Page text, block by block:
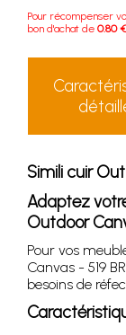
Pour récompenser
bon d'achat de 0.80
Simili cuir
Adaptez
Outdoor
Pour vos
Canvas - 519
besoins de